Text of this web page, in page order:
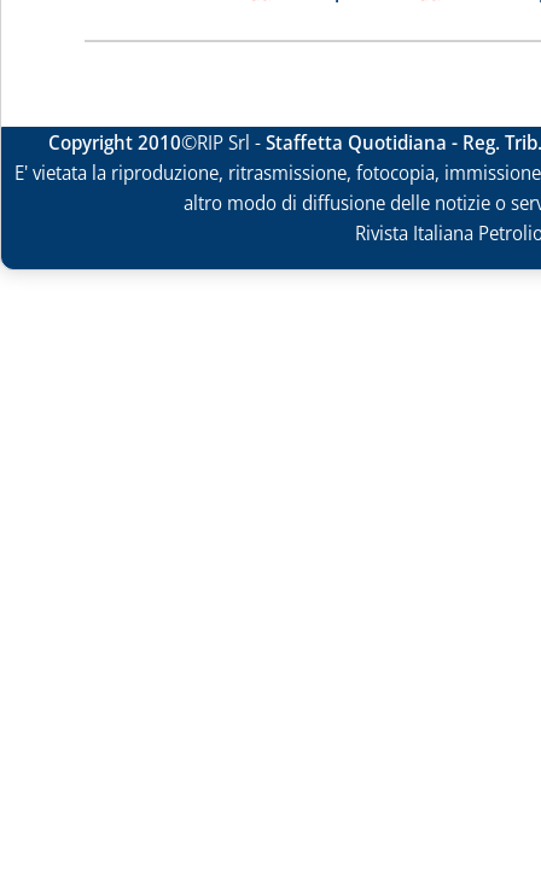
Copyright 2010©RIP Srl -Staffetta Quotidiana - Reg.
E' vietata la riproduzione, ritrasmissione, fotocopia,
altro modo di diffusione delle notizie o
Rivista Italiana